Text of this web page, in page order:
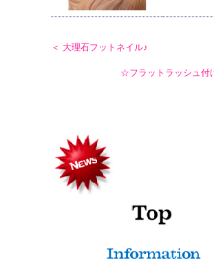
＜ 大理石フットネイル♪
☆フラットラッシュ付